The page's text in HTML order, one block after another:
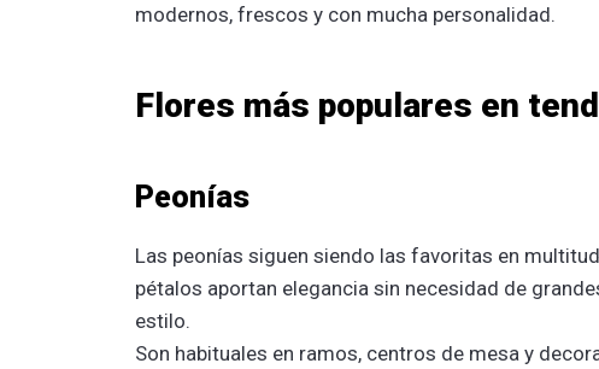
modernos, frescos y con mucha personalidad.
Flores más populares en
Peonías
Las peonías siguen siendo las favoritas en
pétalos aportan elegancia sin necesidad de
estilo.
Son habituales en ramos, centros de mesa y